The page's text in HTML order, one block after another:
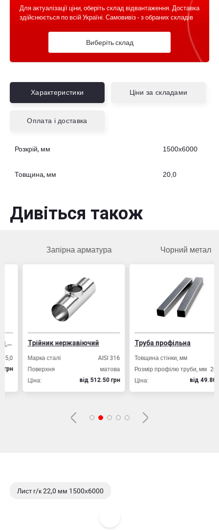
Для актуалізації ціни, оберіть склад відвантаження. Доставка
здійснюється по всій Україні. Самовивіз - з обраних складів
Виберіть склад
Характеристики Ціни за складами
Оплата і доставка
Розкрій, мм 1500х6000
Товщина, мм 20,0
Дивіться також
Запірна арматура
Трійник нержавіючий
Марка сталі
AISI 316
Поверхня
матова
Ціна:
вiд 512.50 грн
Чорний метал
Труба профільна
Товщина стінки, мм
Розмір профілю труби, мм
20х20
Ціна:
вiд 49.80 грн
Лист г/к 22,0 мм 1500х6000